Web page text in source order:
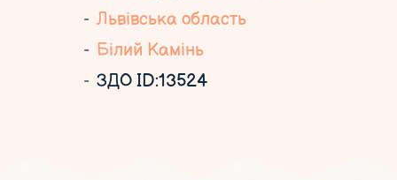
Львівська область
Білий Камінь
ЗДО ID:13524